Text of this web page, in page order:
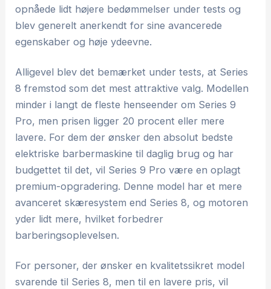
opnåede lidt højere bedømmelser under tests og
blev generelt anerkendt for sine avancerede
egenskaber og høje ydeevne.
Alligevel blev det bemærket under tests, at Series
8 fremstod som det mest attraktive valg. Modellen
minder i langt de fleste henseender om Series 9
Pro, men prisen ligger 20 procent eller mere
lavere. For dem der ønsker den absolut bedste
elektriske barbermaskine til daglig brug og har
budgettet til det, vil Series 9 Pro være en oplagt
premium-opgradering. Denne model har et mere
avanceret skæresystem end Series 8, og motoren
yder lidt mere, hvilket forbedrer
barberingsoplevelsen.
For personer, der ønsker en kvalitetssikret model
svarende til Series 8, men til en lavere pris, vil